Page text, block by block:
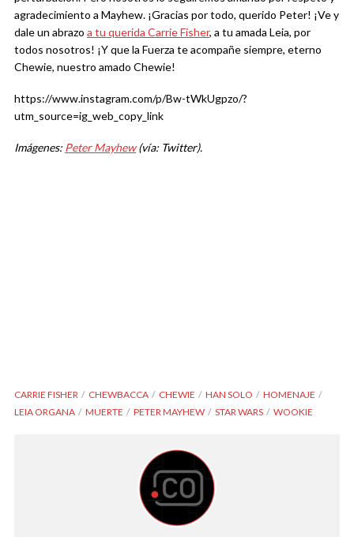
agradecimiento a Mayhew. ¡Gracias por todo, querido Peter! ¡Ve y
dale un abrazo a tu querida Carrie Fisher, a tu amada Leia, por
todos nosotros! ¡Y que la Fuerza te acompañe siempre, eterno
Chewie, nuestro amado Chewie!
https://www.instagram.com/p/Bw-tWkUgpzo/?
utm_source=ig_web_copy_link
Imágenes: Peter Mayhew(vía: Twitter).
CARRIE FISHER CHEWBACCA CHEWIE HAN SOLO
HOMENAJE
LEIA ORGANA
MUERTE PETER MAYHEW STAR WARS WOOKIE